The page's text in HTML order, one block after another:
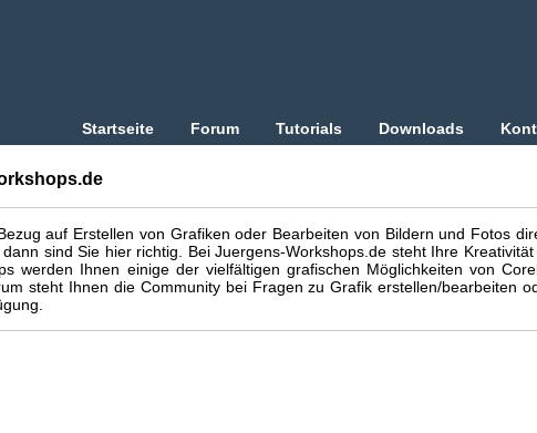
Startseite Forum Tutorials Downloads
auf Erstellen von Grafiken oder Bearbeiten von Bildern und Fotos
sind Sie hier richtig. Bei Juergens-Workshops.de steht Ihre Kreativität
werden Ihnen einige der vielfältigen grafischen Möglichkeiten von
steht Ihnen die Community bei Fragen zu Grafik erstellen/bearbeiten